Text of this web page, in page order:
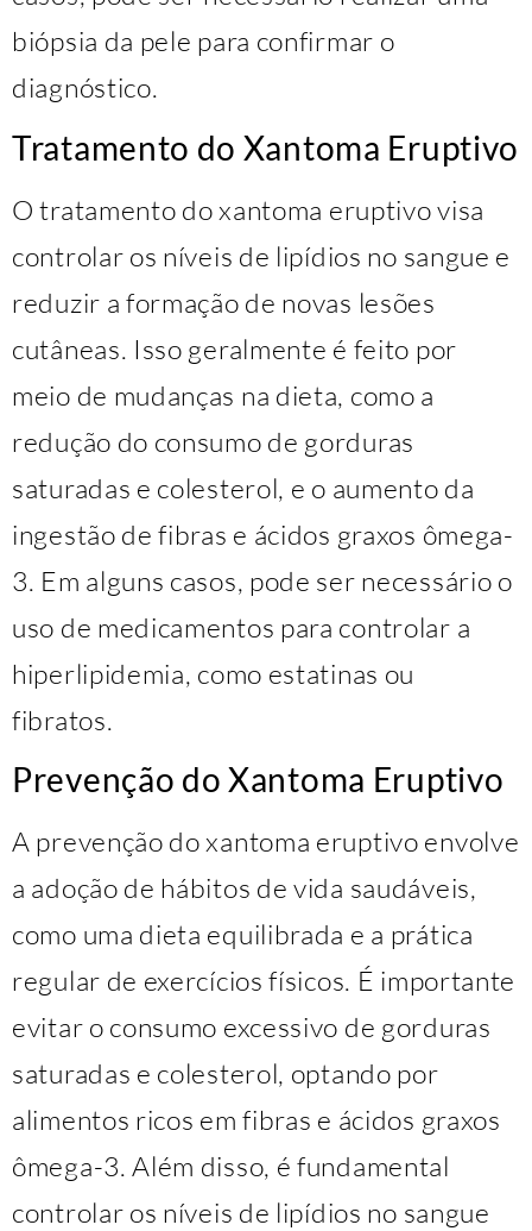
biópsia da pele para confirmar o
diagnóstico.
Tratamento do Xantoma Eruptivo
O tratamento do xantoma eruptivo visa
controlar os níveis de lipídios no sangue e
reduzir a formação de novas lesões
cutâneas. Isso geralmente é feito por
meio de mudanças na dieta, como a
redução do consumo de gorduras
saturadas e colesterol, e o aumento da
ingestão de fibras e ácidos graxos ômega-
3. Em alguns casos, pode ser necessário o
uso de medicamentos para controlar a
hiperlipidemia, como estatinas ou
fibratos.
Prevenção do Xantoma Eruptivo
A prevenção do xantoma eruptivo envolve
a adoção de hábitos de vida saudáveis,
como uma dieta equilibrada e a prática
regular de exercícios físicos. É importante
evitar o consumo excessivo de gorduras
saturadas e colesterol, optando por
alimentos ricos em fibras e ácidos graxos
ômega-3. Além disso, é fundamental
controlar os níveis de lipídios no sangue